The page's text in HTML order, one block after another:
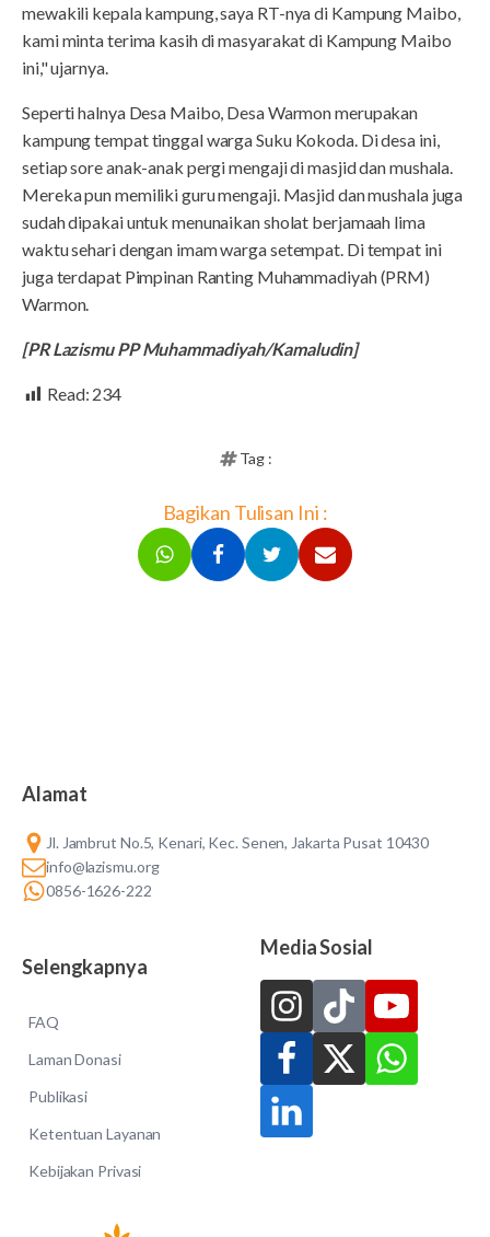
mewakili kepala kampung, saya RT-nya di Kampung Maibo,
kami minta terima kasih di masyarakat di Kampung Maibo
ini," ujarnya.
Seperti halnya Desa Maibo, Desa Warmon merupakan
kampung tempat tinggal warga Suku Kokoda. Di desa ini,
setiap sore anak-anak pergi mengaji di masjid dan mushala.
Mereka pun memiliki guru mengaji. Masjid dan mushala juga
sudah dipakai untuk menunaikan sholat berjamaah lima
waktu sehari dengan imam warga setempat. Di tempat ini
juga terdapat Pimpinan Ranting Muhammadiyah (PRM)
Warmon.
[PR Lazismu PP Muhammadiyah/Kamaludin]
Read: 234
Tag :
Bagikan Tulisan Ini :
Alamat
Jl. Jambrut No.5, Kenari, Kec. Senen, Jakarta Pusat 10430
info@lazismu.org
0856-1626-222
Selengkapnya
FAQ
Laman Donasi
Publikasi
Ketentuan Layanan
Kebijakan Privasi
Media Sosial